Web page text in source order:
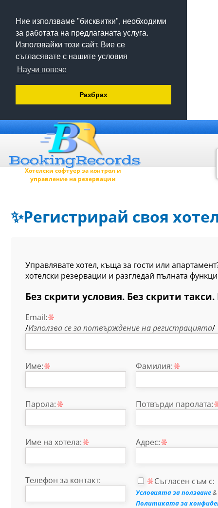
Ние използваме "бисквитки", необходими
за работата на предлаганата услуга.
Използвайки този сайт, Вие се
съгласявате с нашите условия
Научи повече
Разбрах
Хотелски софтуер за контрол и
управление на резервации
✨Регистрирай своя
Управлявате хотел, къща за гости или
хотелски резервации и разгледай пълната
Без скрити условия. Без скрити
Email:
/Използва се за потвърждение на регистрацията/
Име: Фамилия:
Парола: Потвърди паролата:
Име на хотела: Адрес:
Телефон за контакт: Съгласен съм с:
Условията за ползване&
Политиката за